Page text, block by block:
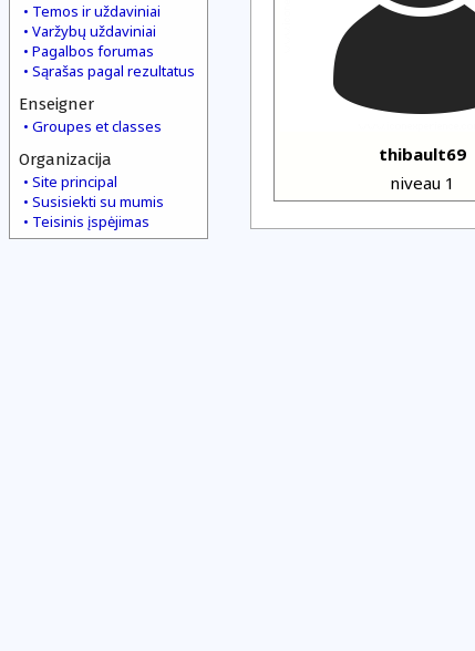
Temos ir uždaviniai
Varžybų uždaviniai
Pagalbos forumas
Sąrašas pagal rezultatus
Enseigner
Groupes et classes
Organizacija
Site principal
Susisiekti su mumis
Teisinis įspėjimas
thibault69
niveau 1